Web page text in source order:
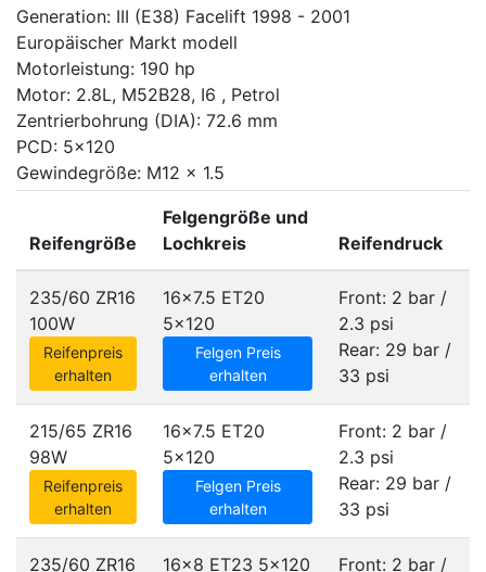
Generation: III (E38) Facelift 1998 - 2001
Europäischer Markt modell
Motorleistung: 190 hp
Motor: 2.8L, M52B28, I6 , Petrol
Zentrierbohrung (DIA): 72.6 mm
PCD: 5x120
Gewindegröße: M12 x 1.5
Reifengröße
Felgengröße und
Lochkreis
Reifendruck
235/60 ZR16
100W
Reifenpreis
erhalten
16x7.5 ET20
5x120
Felgen Preis
erhalten
Front: 2 bar /
2.3 psi
Rear: 29 bar /
33 psi
215/65 ZR16
98W
Reifenpreis
erhalten
16x7.5 ET20
5x120
Felgen Preis
erhalten
Front: 2 bar /
2.3 psi
Rear: 29 bar /
33 psi
235/60 ZR16
16x8 ET23 5x120
Front: 2 bar /